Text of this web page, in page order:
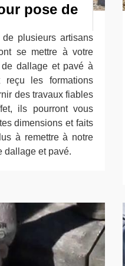
pose de
plusieurs artisans
se mettre à votre
dallage et pavé à
les formations
des travaux fiables
ils pourront vous
dimensions et faits
à remettre à notre
dallage et pavé.